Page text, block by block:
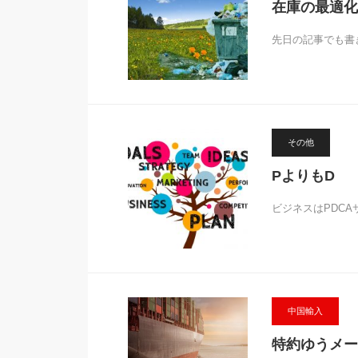
在庫の最適
先日の記事でも
その他
PよりもD
ビジネスは
中国輸入
特約ゆうメ